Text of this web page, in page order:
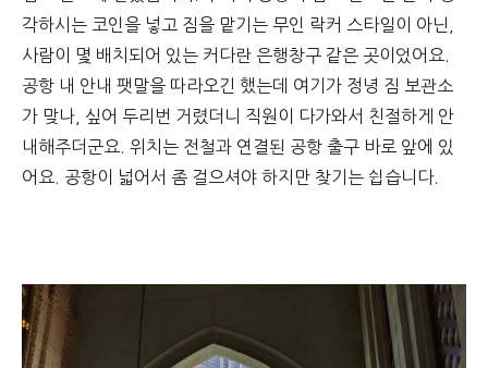
각하시는 코인을 넣고 짐을 맡기는 무인 락커 스타일이 아닌,
사람이 몇 배치되어 있는 커다란 은행창구 같은 곳이었어요.
공항 내 안내 팻말을 따라오긴 했는데 여기가 정녕 짐 보관소
가 맞나, 싶어 두리번 거렸더니 직원이 다가와서 친절하게 안
내해주더군요. 위치는 전철과 연결된 공항 출구 바로 앞에 있
어요. 공항이 넓어서 좀 걸으셔야 하지만 찾기는 쉽습니다.